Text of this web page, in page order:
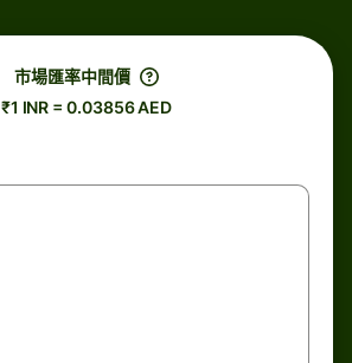
市場匯率中間價
₹1 INR = 0.03856 AED